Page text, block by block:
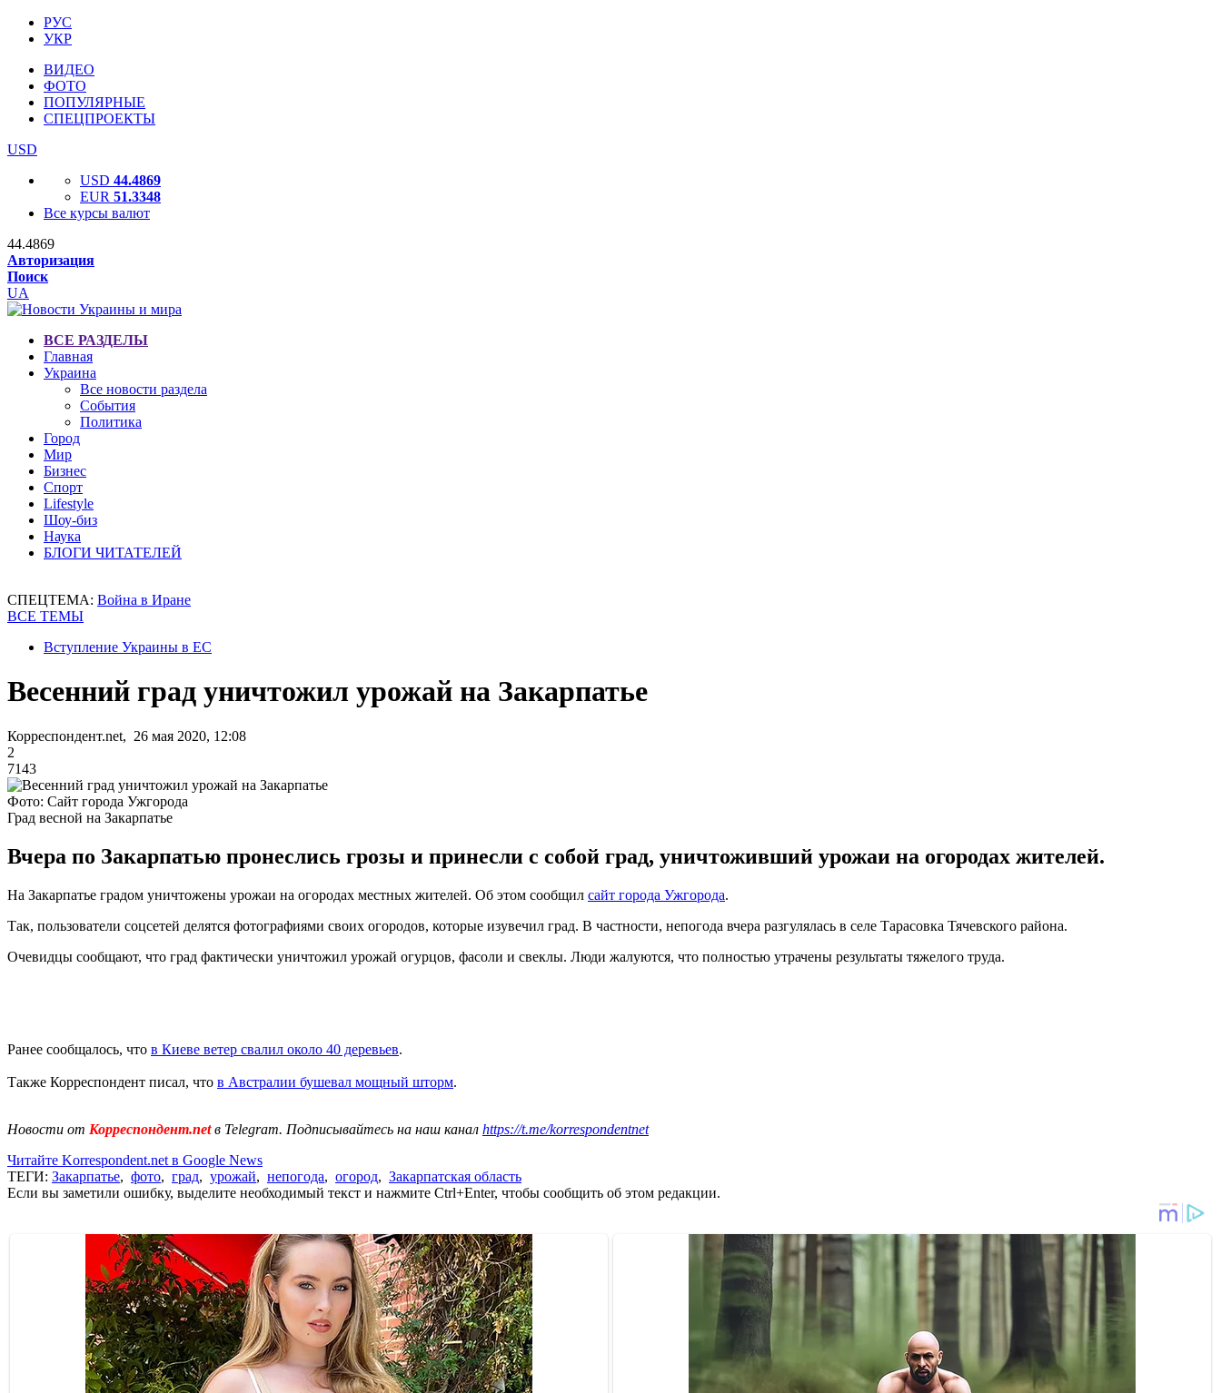
РУС
УКР
ВИДЕО
ФОТО
ПОПУЛЯРНЫЕ
СПЕЦПРОЕКТЫ
USD
USD 44.4869
EUR 51.3348
Все курсы валют
44.4869
Авторизация
Поиск
UA
ВСЕ РАЗДЕЛЫ
Главная
Украина
Все новости раздела
События
Политика
Город
Мир
Бизнес
Спорт
Lifestyle
Шоу-биз
Наука
БЛОГИ ЧИТАТЕЛЕЙ
СПЕЦТЕМА: Война в Иране
ВСЕ ТЕМЫ
Вступление Украины в ЕС
Весенний град уничтожил урожай на Закарпатье
Корреспондент.net, 26 мая 2020, 12:08
2
7143
Фото: Сайт города Ужгорода
Град весной на Закарпатье
Вчера по Закарпатью пронеслись грозы и принесли с собой град, уничтоживший урожаи на огородах жителей.
На Закарпатье градом уничтожены урожаи на огородах местных жителей. Об этом сообщил сайт города Ужгорода.
Так, пользователи соцсетей делятся фотографиями своих огородов, которые изувечил град. В частности, непогода вчера разгулялась в селе Тарасовка Тячевского района.
Очевидцы сообщают, что град фактически уничтожил урожай огурцов, фасоли и свеклы. Люди жалуются, что полностью утрачены результаты тяжелого труда.
Ранее сообщалось, что в Киеве ветер свалил около 40 деревьев.
Также Корреспондент писал, что в Австралии бушевал мощный шторм.
Новости от Корреспондент.netв Telegram. Подписывайтесь на наш канал https://t.me/korrespondentnet
Читайте Korrespondent.net в Google News
ТЕГИ: Закарпатье, фото, град, урожай, непогода, огород, Закарпатская область
Если вы заметили ошибку, выделите необходимый текст и нажмите Ctrl+Enter, чтобы сообщить об этом редакции.